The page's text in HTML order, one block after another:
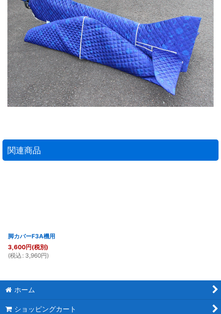
関連商品
脚カバーF3A機用
3,600円(税別)
(税込 : 3,960円)
ホーム
ショッピングカート